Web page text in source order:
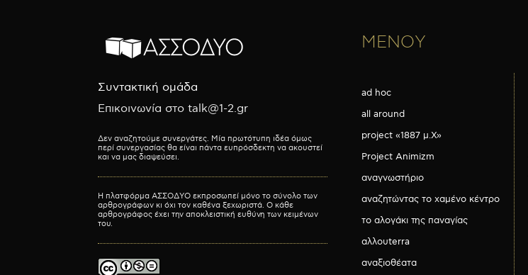
Συντακτική ομάδα
Επικοινωνία στο talk@1-2.gr
Δεν αναζητούμε συνεργάτες. Μία πρωτότυπη ιδέα όμως
περί συνεργασίας θα είναι πάντα ευπρόσδεκτη να ακουστεί
και να μας διαψεύσει.
Η πλατφόρμα ΑΣΣΟΔΥΟ εκπροσωπεί μόνο το σύνολο των
αρθρογράφων κι όχι τον καθένα ξεχωριστά. Ο κάθε
αρθρογράφος έχει την αποκλειστική ευθύνη των κειμένων
του.
ΜΕΝΟΥ
ad hoc
all around
project «1887 μ.Χ»
Project Animizm
αναγνωστήριο
αναζητώντας το χαμένο κέντρο
το αλογάκι της παναγίας
αλλουterra
αναξιοθέατα